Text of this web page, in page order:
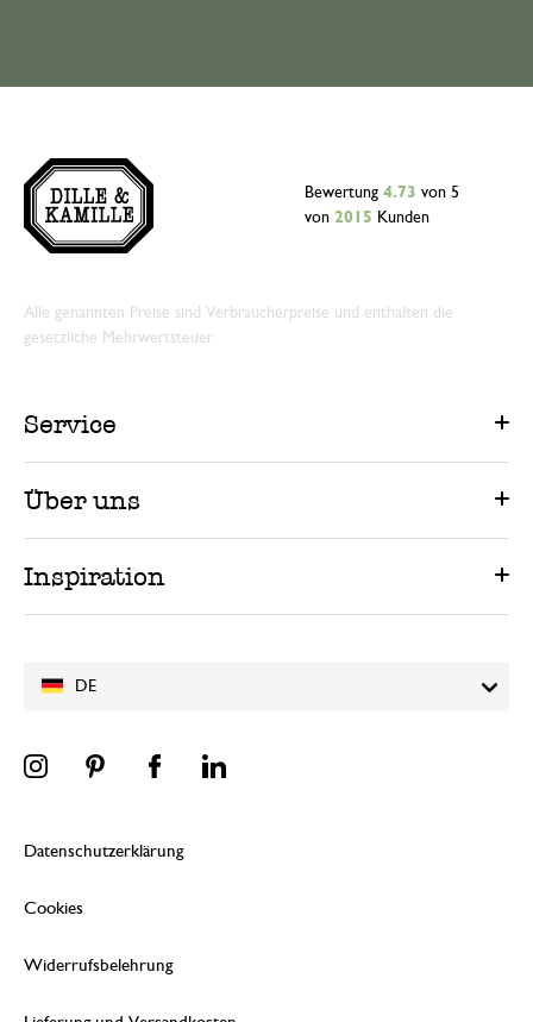
DE
Bewertung 4.73 von 5
von 2015 Kunden
Alle genannten Preise sind Verbraucherpreise und enthalten die
gesetzliche Mehrwertsteuer.
Service
Über uns
Inspiration
Datenschutzerklärung
Cookies
Widerrufsbelehrung